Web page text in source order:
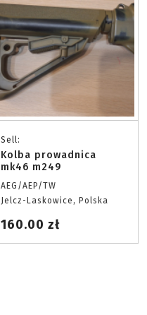
Sell:
Kolba prowadnica
mk46 m249
AEG/AEP/TW
Jelcz-Laskowice, Polska
160.00 zł